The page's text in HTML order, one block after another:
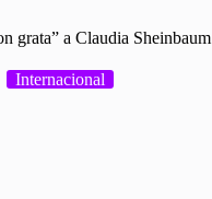
grata” a Claudia Sheinbaum
Internacional